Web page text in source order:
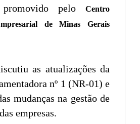
promovido pelo
Centro
de Minas Gerais
as atualizações da
nº 1 (NR-01) e
mudanças na gestão de
empresas.